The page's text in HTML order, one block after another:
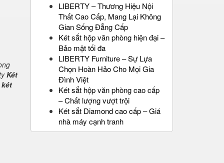
Két
két
LIBERTY – Thương Hiệu Nội
Thất Cao Cấp, Mang Lại Không
Gian Sống Đẳng Cấp
Két sắt hộp văn phòng hiện đại –
Bảo mật tối đa
LIBERTY Furniture – Sự Lựa
Chọn Hoàn Hảo Cho Mọi Gia
Đình Việt
Két sắt hộp văn phòng cao cấp
– Chất lượng vượt trội
Két sắt Diamond cao cấp – Giá
nhà máy cạnh tranh